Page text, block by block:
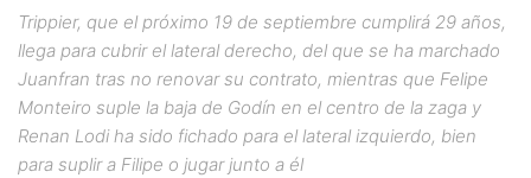
Trippier, que el próximo 19 de septiembre cumplirá 29 años,
llega para cubrir el lateral derecho, del que se ha marchado
Juanfran tras no renovar su contrato, mientras que Felipe
Monteiro suple la baja de Godín en el centro de la zaga y
Renan Lodi ha sido fichado para el lateral izquierdo, bien
para suplir a Filipe o jugar junto a él